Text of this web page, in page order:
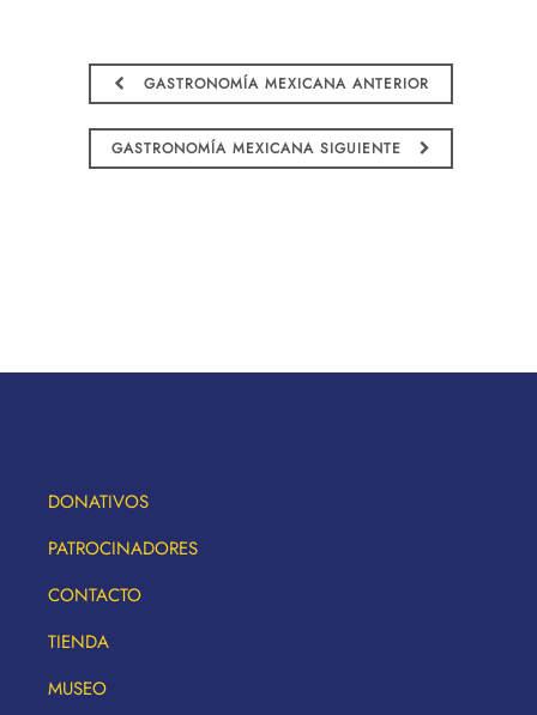
GASTRONOMÍA MEXICANA ANTERIOR
GASTRONOMÍA MEXICANA SIGUIENTE
DONATIVOS
PATROCINADORES
CONTACTO
TIENDA
MUSEO